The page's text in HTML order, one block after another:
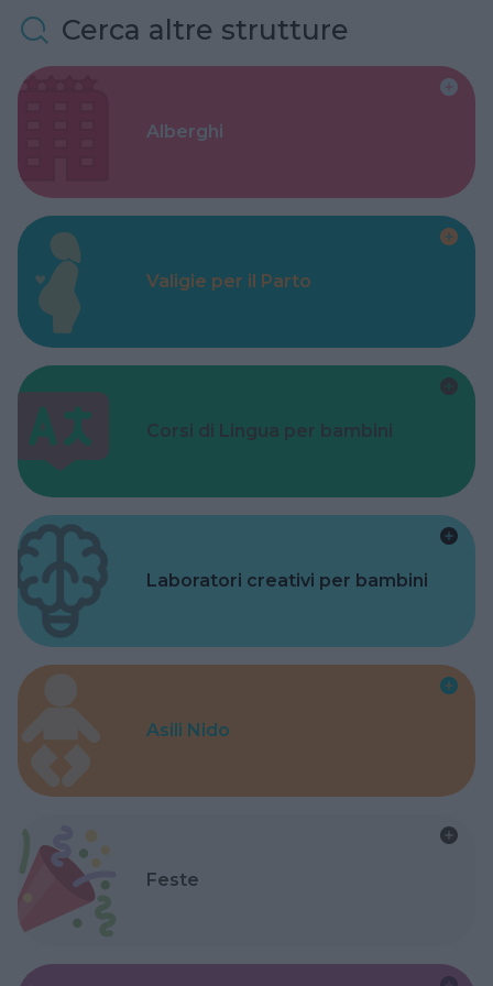
Cerca altre strutture
Alberghi
Valigie per il Parto
Corsi di Lingua per bambini
Laboratori creativi per bambini
Asili Nido
Feste